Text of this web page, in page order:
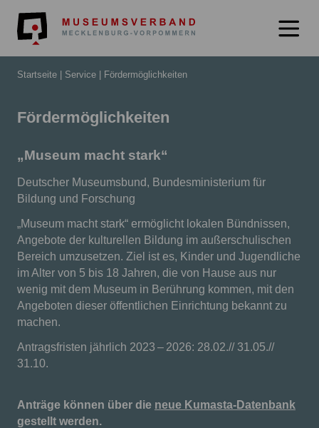
Startseite Service Fördermöglichkeiten
Fördermöglichkeiten
„Museum macht stark“
Deutscher Museumsbund, Bundesministerium für
Bildung und Forschung
„Museum macht stark“ ermöglicht lokalen Bündnissen,
Angebote der kulturellen Bildung im außerschulischen
Bereich umzusetzen. Ziel ist es, Kinder und Jugendliche
im Alter von 5 bis 18 Jahren, die von Hause aus nur
wenig mit dem Museum in Berührung kommen, mit den
Angeboten dieser öffentlichen Einrichtung bekannt zu
machen.
Antragsfristen jährlich 2023 – 2026: 28.02.// 31.05.//
31.10.
Anträge können über die neue Kumasta-Datenbank
gestellt werden.